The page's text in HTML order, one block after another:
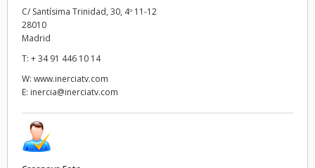
C/ Santísima Trinidad, 30, 4º 11-12
28010
Madrid
T: + 34 91 446 10 14
W: www.inerciatv.com
E: inercia@inerciatv.com